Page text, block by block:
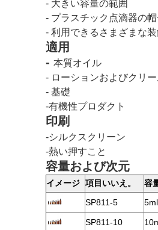
- 大きい容量の範囲
- プラスチック点滴器の
- 利用できるさまざまな
適用
- 本質オイル
- ローションおよびクリー
- 基礎
-有機性プロダクト
印刷
-シルクスクリーン
-熱い押すこと
容量および次元
イメージ 項目いいえ。 容
SP811-5
5ml
SP811-10